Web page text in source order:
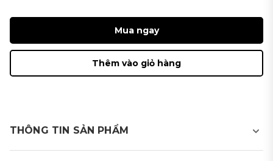
Mua ngay
Thêm vào giỏ hàng
THÔNG TIN SẢN PHẨM